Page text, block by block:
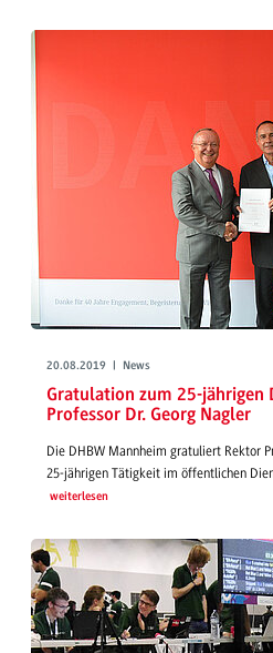
20.08.2019 | News
Gratulation zum 25-jährigen
Professor Dr. Georg Nagler
Die DHBW Mannheim gratuliert Rektor
25-jährigen Tätigkeit im öffentlichen
weiterlesen